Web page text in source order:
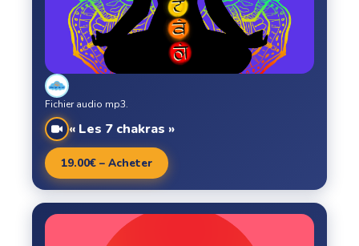
« Les 7 chakras »
Fichier audio mp3.
19.00€ – Acheter